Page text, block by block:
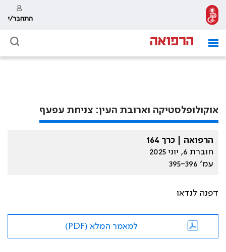
התחבר/י
אוקולופלסטיקה וארובת העין: צניחת עפעף
הרפואה | כרך 164
חוברת 6, יוני 2025
עמ׳ 395-396
דפנה לנדאו
למאמר המלא (PDF)